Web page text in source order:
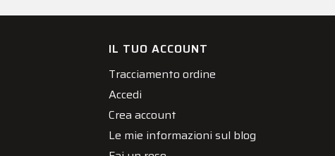
IL TUO ACCOUNT
Tracciamento ordine
Accedi
Crea account
Le mie informazioni sul blog